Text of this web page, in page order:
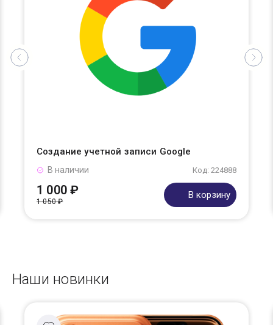
Создание учетной записи Google
Код: 224888
В наличии
1 000 ₽
1 050 ₽
В корзину
Наши новинки